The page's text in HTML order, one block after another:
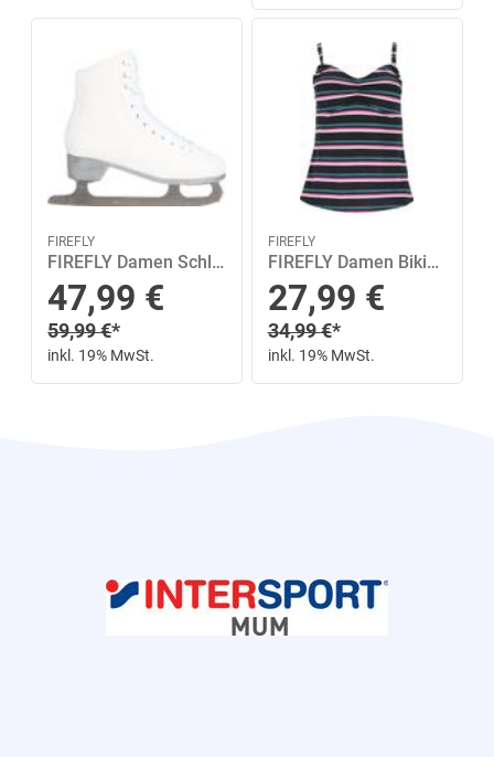
FIREFLY
FIREFLY Damen Schlittschuhe Marina III W 36 in Weiß
Sonderpreis
47,99 €
Regulärer Preis
59,99€*
inkl. 19% MwSt.
FIREFLY
FIREFLY Damen Bikinioberteil OT Mea II MM 46B in Bunt
Sonderpreis
27,99 €
Regulärer Preis
34,99€*
inkl. 19% MwSt.